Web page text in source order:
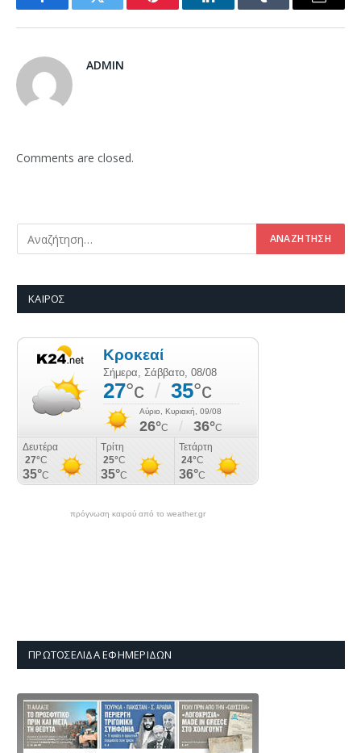
FacebookTwitter Pinterest LinkedInTumblr Email
ADMIN
Comments are closed.
ΚΑΙΡΌΣ
πρόγνωση καιρού από το weather.gr
ΠΡΩΤΟΣΈΛΙΔΑ ΕΦΗΜΕΡΊΔΩΝ